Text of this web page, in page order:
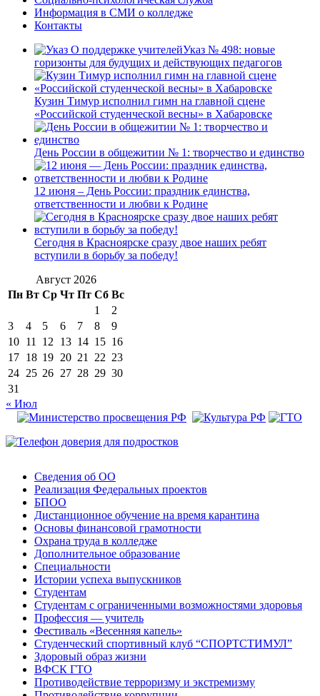
Информация в СМИ о колледже
Контакты
Указ № 498: новые
горизонты для будущих и действующих педагогов
Кузин Тимур исполнил гимн на главной сцене
«Российской студенческой весны» в Хабаровске
День России в общежитии № 1: творчество и единство
12 июня – День России: праздник единства,
ответственности и любви к Родине
Сегодня в Красноярске сразу двое наших ребят
вступили в борьбу за победу!
Август 2026
Пн Вт Ср Чт Пт Сб Вс
1
2
3
4 5 6 7 8
9
10 11 12 13 14 15 16
17 18 19 20 21 22 23
24 25 26 27 28 29 30
31
« Июл
Сведения об ОО
Реализация Федеральных проектов
БПОО
Дистанционное обучение на время карантина
Основы финансовой грамотности
Охрана труда в колледже
Дополнительное образование
Специальности
Истории успеха выпускников
Студентам
Студентам с ограниченными возможностями здоровья
Профессия — учитель
Фестиваль «Весенняя капель»
Студенческий спортивный клуб “СПОРТСТИМУЛ”
Здоровый образ жизни
ВФСК ГТО
Противодействие терроризму и экстремизму